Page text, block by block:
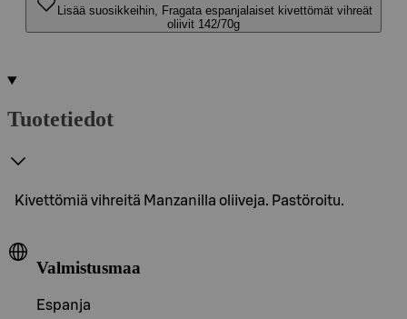
Lisää suosikkeihin, Fragata espanjalaiset kivettömät vihreät
oliivit 142/70g
Tuotetiedot
Kivettömiä vihreitä Manzanilla oliiveja. Pastöroitu.
Valmistusmaa
Espanja